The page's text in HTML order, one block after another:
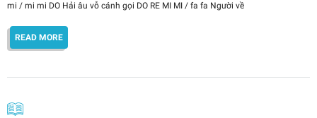
mi / mi mi DO Hải âu vỗ cánh gọi DO RE MI MI / fa fa Người về
READ MORE